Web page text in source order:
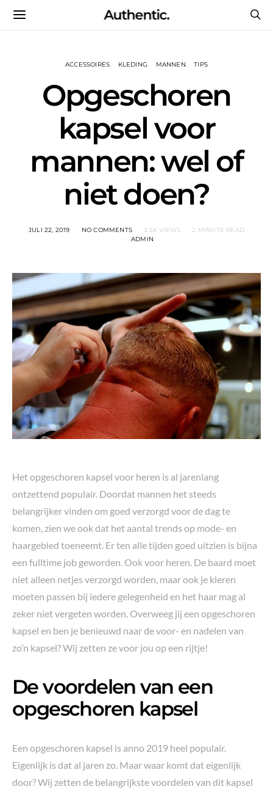
Authentic.
ACCESSOIRES KLEDING MANNEN TIPS
Opgeschoren
kapsel voor
mannen: wel of
niet doen?
JULI 22, 2019 NO COMMENTS 3.5K VIEWS
2 MINUTE READ
ADMIN
Het opgeschoren kapsel voor heren is al jarenlang
ontzettend populair. Doordat mannen het steeds
belangrijker vinden om goed verzorgd voor de dag te
komen, zien we ook dat het aantal trends op mode- en
haargebied toeneemt. Er ten alle tijden goed uitzien is bijna
een fulltime job geworden. Ook voor heren. De baard moet
niet alleen netjes verzorgd worden, maar ook je kleren
moeten passen bij iedere gelegenheid en het haar mag al
zeker niet vergeten worden. Overweeg jij een opgeschoren
kapsel en ben je benieuwd naar de voor- en nadelen van
zo’n kapsel? Wij zetten ze voor jou op een rijtje!
De voordelen van een
opgeschoren kapsel
Een opgeschoren kapsel is anno 2019 heel populair.
Eigenlijk is dat al jaren zo. Maar waar komt dat eigenlijk
door? Wij zetten de belangrijkste voordelen van dit kapsel